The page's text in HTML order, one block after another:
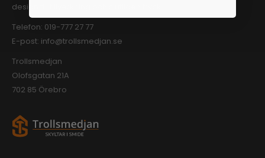
design till tillverkning och slutligen tryck.
Telefon: 019-777 27 77
E-post: info@trollsmedjan.se
Trollsmedjan
Olofsgatan 21A
702 85 Örebro